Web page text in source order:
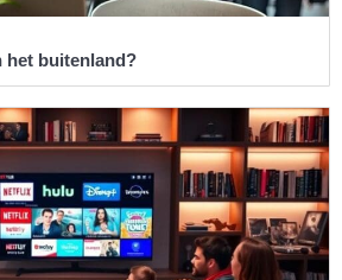
het buitenland?